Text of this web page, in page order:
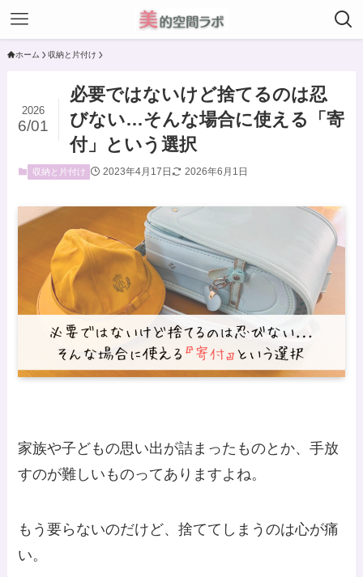
ホーム 収納と片付け
必要ではないけど捨てるのは忍
びない…そんな場合に使える「寄
付」という選択
2026
6/01
収納と片付け 2023年4月17日 2026年6月1日
家族や子どもの思い出が詰まったものとか、手放
すのが難しいものってありますよね。
もう要らないのだけど、捨ててしまうのは心が痛
い。